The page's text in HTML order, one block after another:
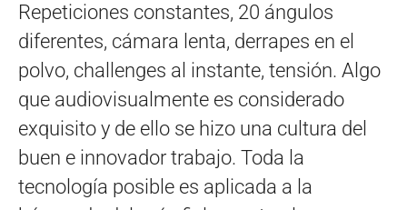
Repeticiones constantes, 20 ángulos
diferentes, cámara lenta, derrapes en el
polvo, challenges al instante, tensión. Algo
que audiovisualmente es considerado
exquisito y de ello se hizo una cultura del
buen e innovador trabajo. Toda la
tecnología posible es aplicada a la